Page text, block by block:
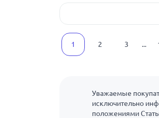
1 2 3 ...
Уважаемые
исключительно
положениями